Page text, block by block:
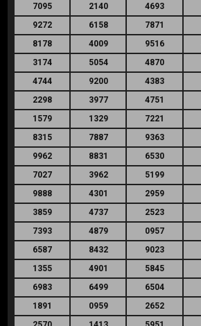
7095
2140 4693
9272
6158 7871
8178
4009 9516
3174
5054 4870
4744
9200 4383
2298
3977 4751
1579
1329 7221
8315
7887 9363
9962
8831 6530
7027
3962 5199
9888
4301 2959
3859
4737 2523
7393
4879 0957
6587
8432 9023
1355
4901 5845
6983
6499 6504
1891
0959 2652